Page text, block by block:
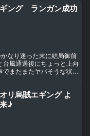
ング ランガン成功
なり迷った末に結局御前
風通過後にちょっと上向
またまたヤバそうな状
リ烏賊エギング よ
♪